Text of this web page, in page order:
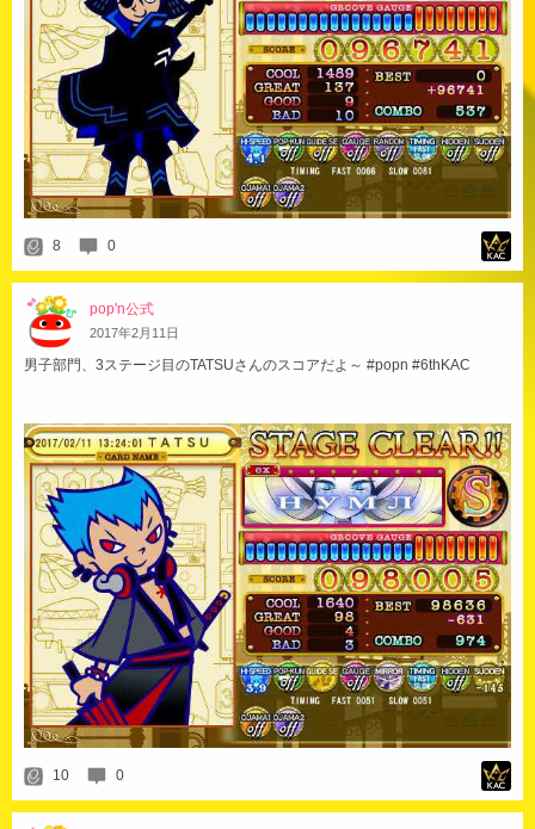
8 0
pop'n公式
2017年2月 11 日
男子部門、3ステージ目のTATSUさんのスコアだよ～ #popn #6thKAC
10 0